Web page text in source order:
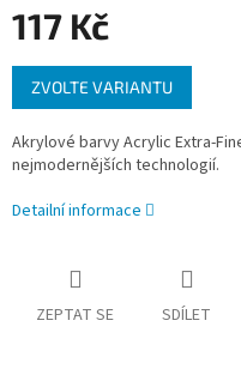
117 Kč
Měrná
cena:
ZVOLTE VARIANTU
Akrylové barvy Acrylic Extra-
nejmodernějších technologií.
Detailní informace
ZEPTAT SE SDÍLET